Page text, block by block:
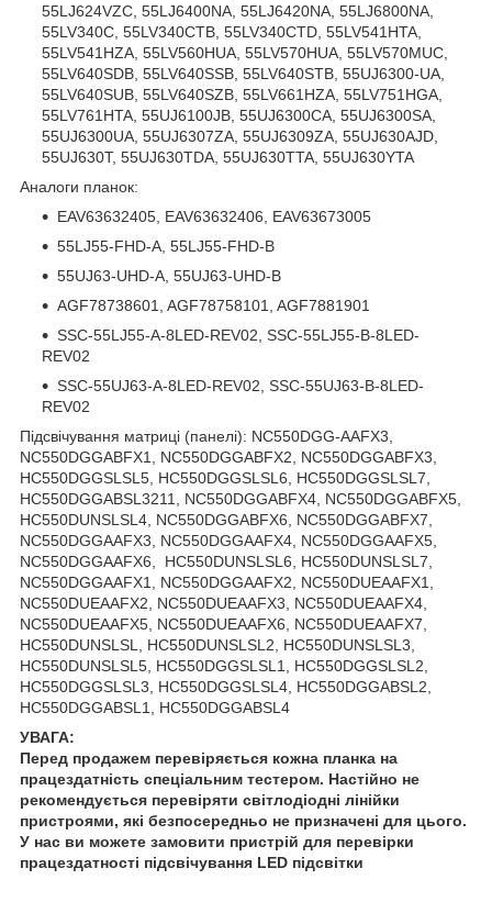
55LJ624VZC, 55LJ6400NA, 55LJ6420NA, 55LJ6800NA,
55LV340C, 55LV340CTB, 55LV340CTD, 55LV541HTA,
55LV541HZA, 55LV560HUA, 55LV570HUA, 55LV570MUC,
55LV640SDB, 55LV640SSB, 55LV640STB, 55UJ6300-UA,
55LV640SUB, 55LV640SZB, 55LV661HZA, 55LV751HGA,
55LV761HTA, 55UJ6100JB, 55UJ6300CA, 55UJ6300SA,
55UJ6300UA, 55UJ6307ZA, 55UJ6309ZA, 55UJ630AJD,
55UJ630T, 55UJ630TDA, 55UJ630TTA, 55UJ630YTA
Аналоги планок:
EAV63632405, EAV63632406, EAV63673005
55LJ55-FHD-A, 55LJ55-FHD-B
55UJ63-UHD-A, 55UJ63-UHD-B
AGF78738601, AGF78758101, AGF7881901
SSC-55LJ55-A-8LED-REV02, SSC-55LJ55-B-8LED-
REV02
SSC-55UJ63-A-8LED-REV02, SSC-55UJ63-B-8LED-
REV02
Підсвічування матриці (панелі): NC550DGG-AAFX3,
NC550DGGABFX1, NC550DGGABFX2, NC550DGGABFX3,
HC550DGGSLSL5, HC550DGGSLSL6, HC550DGGSLSL7,
HC550DGGABSL3211, NC550DGGABFX4, NC550DGGABFX5,
HC550DUNSLSL4, NC550DGGABFX6, NC550DGGABFX7,
NC550DGGAAFX3, NC550DGGAAFX4, NC550DGGAAFX5,
NC550DGGAAFX6, HC550DUNSLSL6, HC550DUNSLSL7,
NC550DGGAAFX1, NC550DGGAAFX2, NC550DUEAAFX1,
NC550DUEAAFX2, NC550DUEAAFX3, NC550DUEAAFX4,
NC550DUEAAFX5, NC550DUEAAFX6, NC550DUEAAFX7,
HC550DUNSLSL, HC550DUNSLSL2, HC550DUNSLSL3,
HC550DUNSLSL5, HC550DGGSLSL1, HC550DGGSLSL2,
HC550DGGSLSL3, HC550DGGSLSL4, HC550DGGABSL2,
HC550DGGABSL1, HC550DGGABSL4
УВАГА:
Перед продажем перевіряється кожна планка на
працездатність спеціальним тестером. Настійно не
рекомендується перевіряти світлодіодні лінійки
пристроями, які безпосередньо не призначені для цього.
У нас ви можете замовити пристрій для перевірки
працездатності підсвічування LED підсвітки